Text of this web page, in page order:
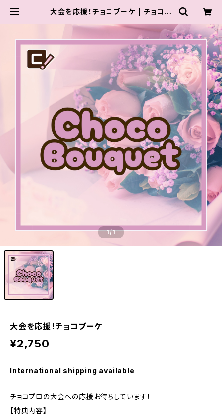
大会を応援！チョコブーケ | チョコプ
1/1
大会を応援！チョコブーケ
¥2,750
International shipping available
チョコプロの大会への応援お待ちしています！
【特典内容】